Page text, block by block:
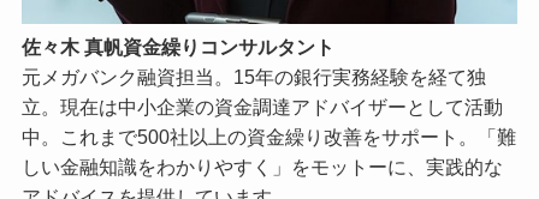
佐々木 真帆資金繰りコンサルタント
元メガバンク融資担当。15年の銀行実務経験を経て独
立。現在は中小企業の資金調達アドバイザーとして活動
中。これまで500社以上の資金繰り改善をサポート。「難
しい金融知識をわかりやすく」をモットーに、実践的な